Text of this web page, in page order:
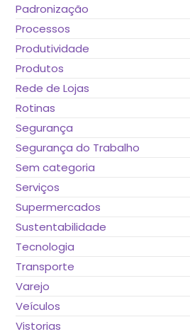
Padronização
Processos
Produtividade
Produtos
Rede de Lojas
Rotinas
Segurança
Segurança do Trabalho
Sem categoria
Serviços
Supermercados
Sustentabilidade
Tecnologia
Transporte
Varejo
Veículos
Vistorias